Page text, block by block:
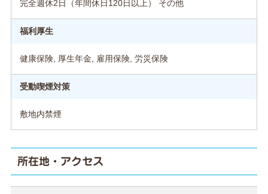
完全週休2日（年間休日120日以上） その他
福利厚生
健康保険, 厚生年金, 雇用保険, 労災保険
受動喫煙対策
敷地内禁煙
所在地・アクセス